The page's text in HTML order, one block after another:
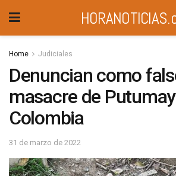
Home Judiciales
Denuncian como
masacre de
Colombia
31 de marzo de 2022